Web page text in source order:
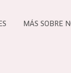
MÁS SOBRE